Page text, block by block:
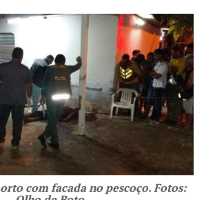
com facada no pescoço. Fotos: